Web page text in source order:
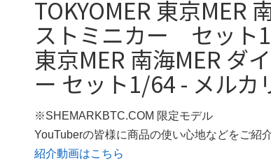
TOKYOMER 東京MER
ストミニカー セット
東京MER 南海MER ダ
ー セット1/64 - メルカ
※SHEMARKBTC.COM 限定モデル
YouTuberの皆様に商品の使い心地などをご紹
紹介動画はこちら